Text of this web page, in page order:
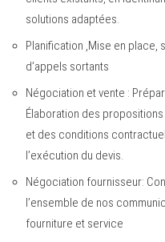
solutions adaptées.
Planification ,Mise en place,
d’appels sortants
Négociation et vente :
Élaboration des
et des conditions
l’exécution du devis.
Négociation fournisseur:
l’ensemble de nos
fourniture et service